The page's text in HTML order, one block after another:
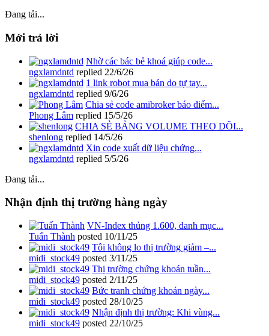
Đang tải...
Mới trả lời
Nhờ các bác bẻ khoá giúp code...
ngxlamdntd replied 22/6/26
1 link robot mua bán do tự tay...
ngxlamdntd replied 9/6/26
Chia sẻ code amibroker báo điểm...
Phong Lâm replied 15/5/26
CHIA SẺ BẢNG VOLUME THEO DÕI...
shenlong replied 14/5/26
Xin code xuất dữ liệu chứng...
ngxlamdntd replied 5/5/26
Đang tải...
Nhận định thị trường hàng ngày
VN-Index thủng 1.600, danh mục...
Tuấn Thành posted 10/11/25
Tôi không lo thị trường giảm –...
midi_stock49 posted 3/11/25
Thị trường chứng khoán tuần...
midi_stock49 posted 2/11/25
Bức tranh chứng khoán ngày...
midi_stock49 posted 28/10/25
Nhận định thị trường: Khi vùng...
midi_stock49 posted 22/10/25